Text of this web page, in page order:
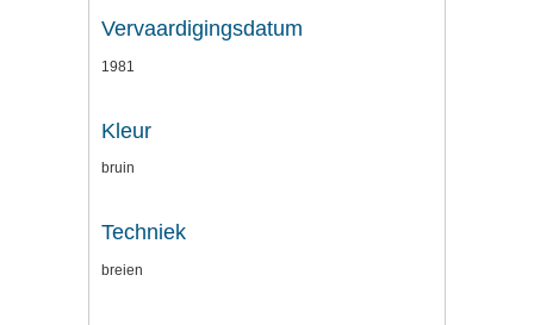
Vervaardigingsdatum
1981
Kleur
bruin
Techniek
breien